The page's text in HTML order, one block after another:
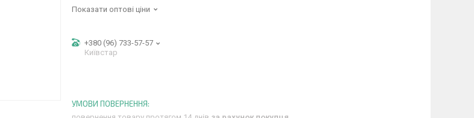
Показати оптові ціни
+380 (96) 733-57-57
Київстар